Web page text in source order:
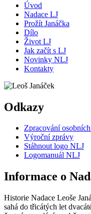
Úvod
Nadace LJ
Prožít Janáčka
Dílo
Život LJ
Jak začít s LJ
Novinky NLJ
Kontakty
Odkazy
Zpracování
Výroční zprávy
Stáhnout logo NLJ
Logomanuál NLJ
Informace o
Historie Nadace Leoše
sahá do třicátých let